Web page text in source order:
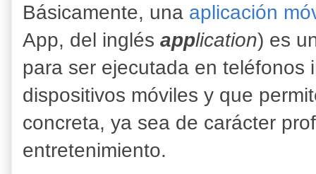
Básicamente, una aplicación
App, del inglés application) es
para ser ejecutada en teléfonos
dispositivos móviles y que
concreta, ya sea de carácter
entretenimiento.